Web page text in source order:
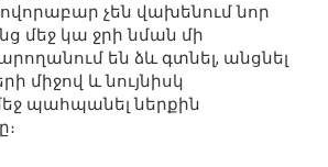
չեն վախենում նոր
մեջ կա ջրի նման մի
են ձև գտնել, անցնել
միջով և նույնիսկ
պահպանել ներքին